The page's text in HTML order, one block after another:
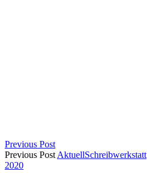
Previous Post
Previous Post AktuellSchreibwerkstatt
2020